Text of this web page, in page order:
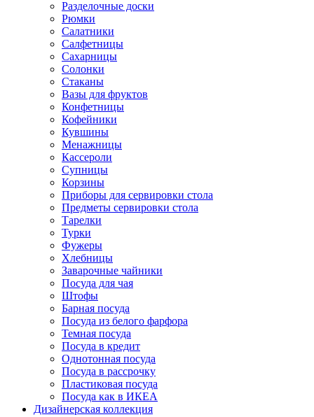
Разделочные доски
Рюмки
Салатники
Салфетницы
Сахарницы
Солонки
Стаканы
Вазы для фруктов
Конфетницы
Кофейники
Кувшины
Менажницы
Кассероли
Супницы
Корзины
Приборы для сервировки стола
Предметы сервировки стола
Тарелки
Турки
Фужеры
Хлебницы
Заварочные чайники
Посуда для чая
Штофы
Барная посуда
Посуда из белого фарфора
Темная посуда
Посуда в кредит
Однотонная посуда
Посуда в рассрочку
Пластиковая посуда
Посуда как в ИКЕА
Дизайнерская коллекция